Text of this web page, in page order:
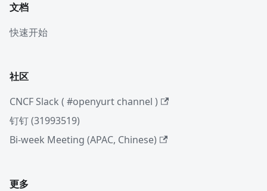
文档
快速开始
社区
CNCF Slack ( #openyurt channel )
钉钉 (31993519)
Bi-week Meeting (APAC, Chinese)
更多